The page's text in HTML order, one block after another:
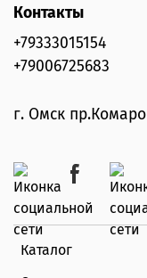
Каталог
Контакты
+79333015154
+79006725683
г. Омск